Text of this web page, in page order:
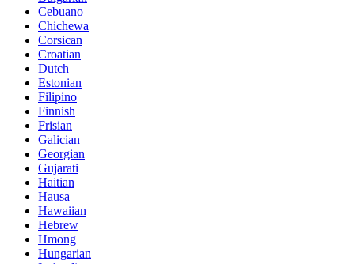
Cebuano
Chichewa
Corsican
Croatian
Dutch
Estonian
Filipino
Finnish
Frisian
Galician
Georgian
Gujarati
Haitian
Hausa
Hawaiian
Hebrew
Hmong
Hungarian